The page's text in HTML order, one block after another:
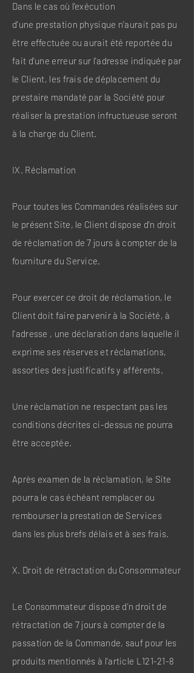
Dans le cas où l'exécution
d'une prestation physique n'aurait pas pu
être effectuée ou aurait été reportée du
fait d'une erreur sur l'adresse indiquée par
le Client, les frais de déplacement du
prestaire mandaté par la Société pour
réaliser la prestation infructueuse seront
à la charge du Client.
IX. Réclamation
Pour toutes les Commandes réalisées sur
le présent Site, le Client dispose d'n droit
de réclamation de 7 jours à compter de la
fourniture du Service.
Pour exercer ce droit de réclamation, le
Client doit faire parvenir à la Société, à
l'adresse , une déclaration dans laquelle il
exprime ses réserves et réclamations,
assorties des justificatifs y afférents.
Une réclamation ne respectant pas les
conditions décrites ci-dessus ne pourra
être acceptée.
Après examen de la réclamation, le Site
pourra le cas échéant remplacer ou
rembourser la prestation de Services
dans les plus brefs délais et à ses frais.
X. Droit de rétractation du Consommateur
Le Consommateur dispose d'n droit de
rétractation de 7 jours à compter de la
passation de la Commande, sauf pour les
produits mentionnés à l'article L121-21-8